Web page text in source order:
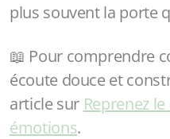
plus souvent la porte
📖 Pour comprendre
écoute douce et
article sur Reprenez
émotions.